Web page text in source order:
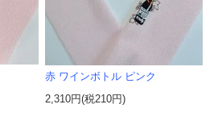
赤 ワインボトル ピンク
2,310円(税210円)